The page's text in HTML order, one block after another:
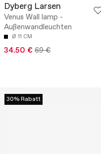
Dyberg Larsen
Venus Wall lamp -
Außenwandleuchten
Ø 11 CM
34.50 € 69 €
30% Rabatt